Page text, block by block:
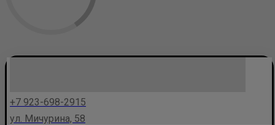
+7 923-698-2915
ул. Мичурина, 58